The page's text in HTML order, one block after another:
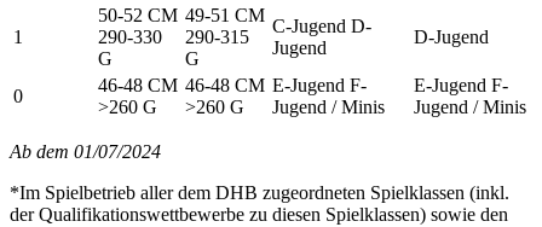
1
50-52 CM
290-330
G
49-51 CM
290-315
G
C-Jugend D-
Jugend
D-Jugend
0
46-48 CM
>260 G
46-48 CM
>260 G
E-Jugend F-
Jugend / Minis
E-Jugend F-
Jugend / Minis
Ab dem 01/07/2024
*Im Spielbetrieb aller dem DHB zugeordneten Spielklassen (inkl.
der Qualifikationswettbewerbe zu diesen Spielklassen) sowie den